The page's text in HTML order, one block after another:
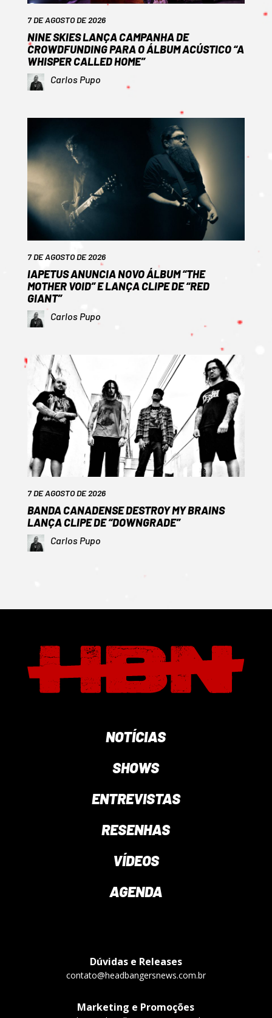
7 DE AGOSTO DE 2026
NINE SKIES LANÇA CAMPANHA DE
CROWDFUNDING PARA O ÁLBUM ACÚSTICO “A
WHISPER CALLED HOME”
Carlos Pupo
7 DE AGOSTO DE 2026
IAPETUS ANUNCIA NOVO ÁLBUM “THE
MOTHER VOID” E LANÇA CLIPE DE “RED
GIANT”
Carlos Pupo
7 DE AGOSTO DE 2026
BANDA CANADENSE DESTROY MY BRAINS
LANÇA CLIPE DE “DOWNGRADE”
Carlos Pupo
NOTÍCIAS
SHOWS
ENTREVISTAS
RESENHAS
VÍDEOS
AGENDA
Dúvidas e Releases
contato@headbangersnews.com.br
Marketing e Promoções